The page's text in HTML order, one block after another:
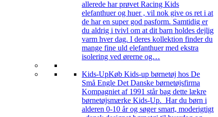
allerede har prøvet Racing Kids
elefanthuer og huer , vil nok give os ret i at
de har en super god pasform. Samtidig er
du aldrig i tvivl om at dit barn holdes dejlig
varm hver dag. I deres kollektion finder du
mange fine uld elefanthuer med ekstra
isolering ved ørerne og…
Kids-UpKøb Kids-up børnetøj hos De
Små Engle Det Danske børnetøjsfirma
Kompagniet af 1991 står bag dette lækre
børnetøjsmærke Kids-Up. Har du børn i
alderen 0-10 år og søger smart, moderigtigt